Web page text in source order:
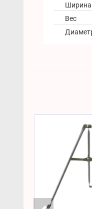
Ширина
Вес